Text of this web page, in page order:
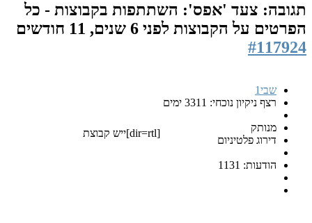
תגובה: צעד 'אפס': השתתפות בקבוצות - כל
הפרטים על הקבוצות לפני 6 שנים, 11 חודשים
#117924
שבי1
רצף ניקיון נוכחי: 3311 ימים
מנותק
דירוג פלטיניום
הודעות: 1131
[dir=rtl]ייש קבוצת